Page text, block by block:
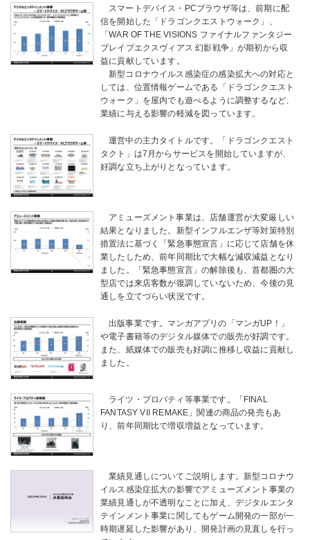
スマートデバイス・PCブラウザ等は、前期に配
信を開始した「ドラゴンクエストウォーク」、
「WAR OF THE VISIONS ファイナルファンタジー
ブレイブエクスヴィアス 幻影戦争」が期初から収
益に貢献しています。
新型コロナウイルス感染症の感染拡大への対応と
しては、位置情報ゲームである「ドラゴンクエスト
ウォーク」を屋内でも遊べるように調整するなど、
業績に与える影響の軽減を図っています。
運営中の主力タイトルです。「ドラゴンクエスト
タクト」は7月からサービスを開始していますが、
好調な立ち上がりとなっています。
アミューズメント事業は、店舗運営が大変厳しい
結果となりました。新型インフルエンザ等対策特別
措置法に基づく「緊急事態宣言」に応じて店舗を休
業したしため、前年同期比で大幅な減収減益となり
ました。「緊急事態宣言」の解除後も、首都圏の大
型店では来店客数が復調していないため、今後の見
通しを立てづらい状況です。
出版事業です。マンガアプリの「マンガUP！」
や電子書籍等のデジタル媒体での販売が好調です。
また、紙媒体での販売も好調に推移し収益に貢献し
ました。
ライツ・プロパティ等事業です。「FINAL
FANTASY VII REMAKE」関連の商品の発売もあ
り、前年同期比で増収増益となっています。
業績見通しについてご説明します。新型コロナウ
イルス感染症拡大の影響でアミューズメント事業の
業績見通しが不透明なことに加え、デジタルエンタ
テインメント事業に関してもゲーム開発の一部が一
時期遅延した影響があり、開発計画の見直しを行っ